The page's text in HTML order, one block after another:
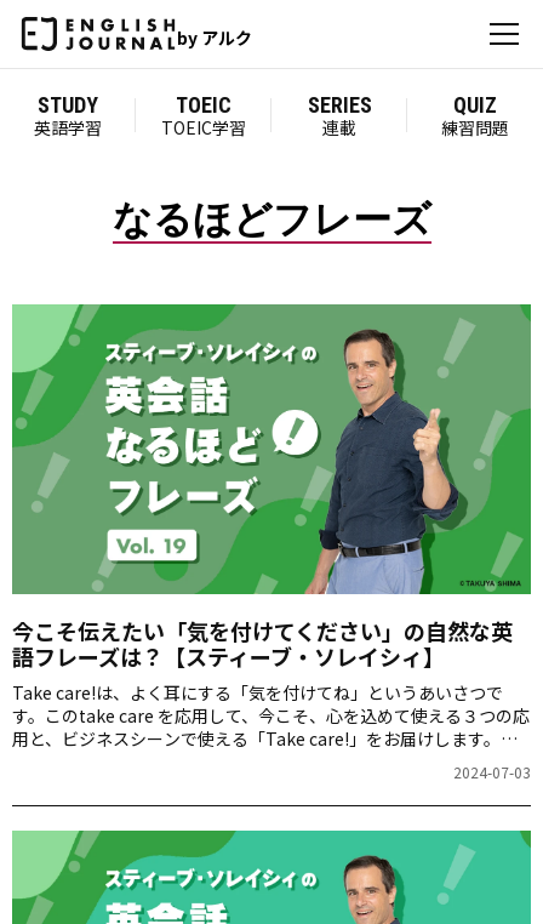
by アルク
STUDY
英語学習
TOEIC
TOEIC学習
SERIES
連載
QUIZ
練習問題
なるほどフレーズ
今こそ伝えたい「気を付けてください」の自然な英
語フレーズは？【スティーブ・ソレイシィ】
Take care!は、よく耳にする「気を付けてね」というあいさつで
す。このtake care を応用して、今こそ、心を込めて使える３つの応
用と、ビジネスシーンで使える「Take care!」をお届けします。皆
2024-07-03